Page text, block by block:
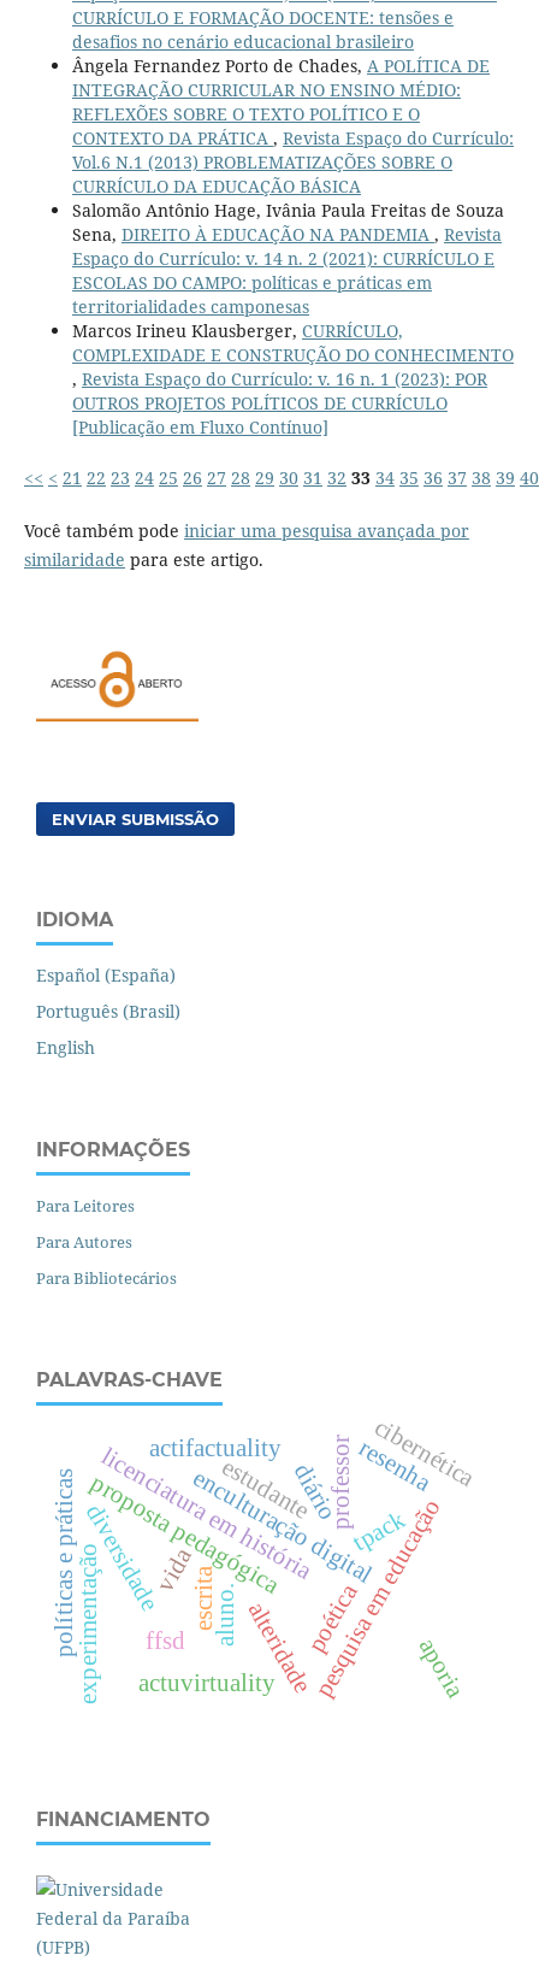
CURRÍCULO E FORMAÇÃO DOCENTE: tensões e
desafios no cenário educacional brasileiro
Ângela Fernandez Porto de Chades, A POLÍTICA DE
INTEGRAÇÃO CURRICULAR NO ENSINO MÉDIO:
REFLEXÕES SOBRE O TEXTO POLÍTICO E O
CONTEXTO DA PRÁTICA , Revista Espaço do Currículo:
Vol.6 N.1 (2013) PROBLEMATIZAÇÕES SOBRE O
CURRÍCULO DA EDUCAÇÃO BÁSICA
Salomão Antônio Hage, Ivânia Paula Freitas de Souza
Sena, DIREITO À EDUCAÇÃO NA PANDEMIA , Revista
Espaço do Currículo: v. 14 n. 2 (2021): CURRÍCULO E
ESCOLAS DO CAMPO: políticas e práticas em
territorialidades camponesas
Marcos Irineu Klausberger, CURRÍCULO,
COMPLEXIDADE E CONSTRUÇÃO DO CONHECIMENTO
, Revista Espaço do Currículo: v. 16 n. 1 (2023): POR
OUTROS PROJETOS POLÍTICOS DE CURRÍCULO
[Publicação em Fluxo Contínuo]
<< < 21 22 23 24 25 26 27 28 29 30 31 32 33 34 35 36 37 38 39 40
Você também pode iniciar uma pesquisa avançada por
similaridade para este artigo.
ENVIAR SUBMISSÃO
IDIOMA
Español (España)
Português (Brasil)
English
INFORMAÇÕES
Para Leitores
Para Autores
Para Bibliotecários
PALAVRAS-CHAVE
proposta pedagógicaenculturação digital
pesquisa em educação
escrita
diversidade tpack
alteridadepoética
políticas e práticas ffsd
licenciatura em história
vida
experimentação
professor
aluno.
resenha
estudantediário
actuvirtuality
actifactuality
aporia
cibernética
FINANCIAMENTO